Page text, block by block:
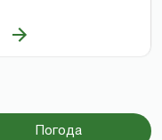
Погода